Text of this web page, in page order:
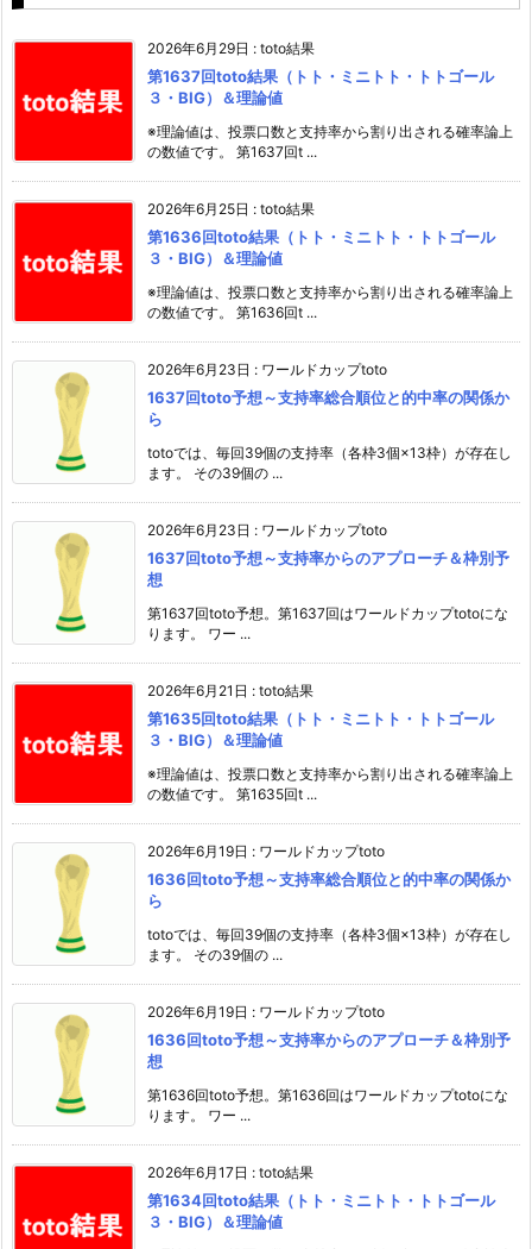
2026年6月29日 : toto結果
第1637回toto結果（トト・ミニトト・トトゴール
３・BIG）＆理論値
※理論値は、投票口数と支持率から割り出される確率論上
の数値です。 第1637回t ...
2026年6月25日 : toto結果
第1636回toto結果（トト・ミニトト・トトゴール
３・BIG）＆理論値
※理論値は、投票口数と支持率から割り出される確率論上
の数値です。 第1636回t ...
2026年6月23日 : ワールドカップtoto
1637回toto予想～支持率総合順位と的中率の関係か
ら
totoでは、毎回39個の支持率（各枠3個×13枠）が存在し
ます。 その39個の ...
2026年6月23日 : ワールドカップtoto
1637回toto予想～支持率からのアプローチ＆枠別予
想
第1637回toto予想。第1637回はワールドカップtotoにな
ります。 ワー ...
2026年6月21日 : toto結果
第1635回toto結果（トト・ミニトト・トトゴール
３・BIG）＆理論値
※理論値は、投票口数と支持率から割り出される確率論上
の数値です。 第1635回t ...
2026年6月19日 : ワールドカップtoto
1636回toto予想～支持率総合順位と的中率の関係か
ら
totoでは、毎回39個の支持率（各枠3個×13枠）が存在し
ます。 その39個の ...
2026年6月19日 : ワールドカップtoto
1636回toto予想～支持率からのアプローチ＆枠別予
想
第1636回toto予想。第1636回はワールドカップtotoにな
ります。 ワー ...
2026年6月17日 : toto結果
第1634回toto結果（トト・ミニトト・トトゴール
３・BIG）＆理論値